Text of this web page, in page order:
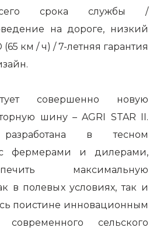
срока службы /
на дороге, низкий
км / ч) / 7-летняя гарантия
совершенно новую
шину – AGRI STAR II.
в тесном
с фермерами и дилерами,
максимальную
в полевых условиях, так и
поистине инновационным
сельского